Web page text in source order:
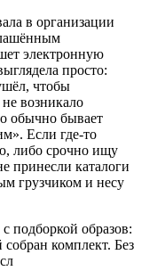
в организации
электронную
просто:
чтобы
возникало
обычно бывает
Если где-то
либо срочно ищу
принесли каталоги
грузчиком и несу
подборкой образов:
комплект. Без